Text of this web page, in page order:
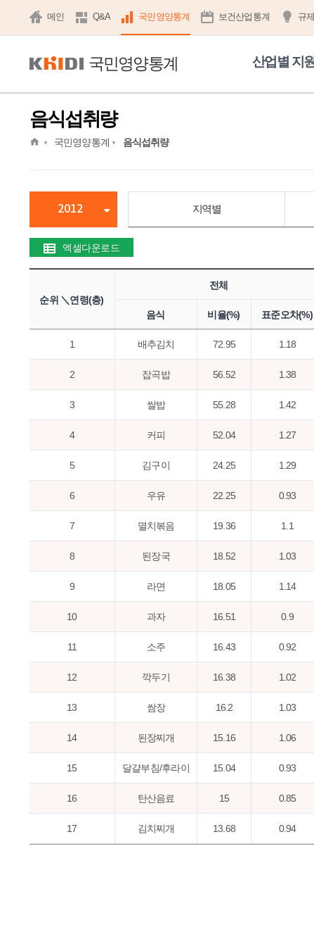
메인 Q&A 국민영양통계 보건산업통계 규
국민영양통계 산업별 지
음식섭취량
home국민영양통계 음식섭취량
2012 지역별
엑셀다운로드
순위 ＼연령(층)
전체
음식 비율(%) 표준오차(%)
1 배추김치 72.95 1.18
2 잡곡밥 56.52 1.38
3 쌀밥 55.28 1.42
4 커피 52.04 1.27
5 김구이 24.25 1.29
6 우유 22.25 0.93
7 멸치볶음 19.36 1.1
8 된장국 18.52 1.03
9 라면 18.05 1.14
10 과자 16.51 0.9
11 소주 16.43 0.92
12 깍두기 16.38 1.02
13 쌈장 16.2 1.03
14 된장찌개 15.16 1.06
15 달걀부침/후라이 15.04 0.93
16 탄산음료 15 0.85
17 김치찌개 13.68 0.94